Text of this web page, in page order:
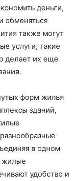
деньги,
обменяться
также могут
услуги, такие
делает их еще
форм жилья
зданий,
в одном
жилые
удобство и